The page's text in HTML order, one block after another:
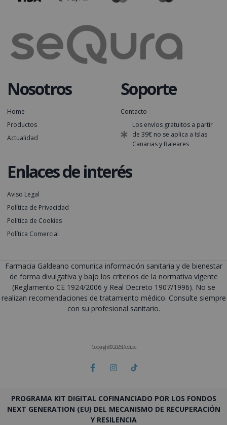
Nosotros
Home
Productos
Actualidad
Soporte
Contacto
Los envíos gratuitos a partir
de 39€ no se aplica a Islas
Canarias y Baleares
Enlaces de interés
Aviso Legal
Política de Privacidad
Política de Cookies
Política Comercial
Farmacia Galdeano comunica información sanitaria y de bienestar
de forma divulgativa y bajo los criterios de la normativa vigente
(Reglamento CE 1924/2006 y Real Decreto 1907/1996). No se
realizan recomendaciones de tratamiento médico. Consulte siempre
con su profesional sanitario.
Copyright © 2025 Deditec
PROGRAMA KIT DIGITAL COFINANCIADO POR LOS FONDOS
NEXT GENERATION (EU) DEL MECANISMO DE RECUPERACIÓN
Y RESILENCIA